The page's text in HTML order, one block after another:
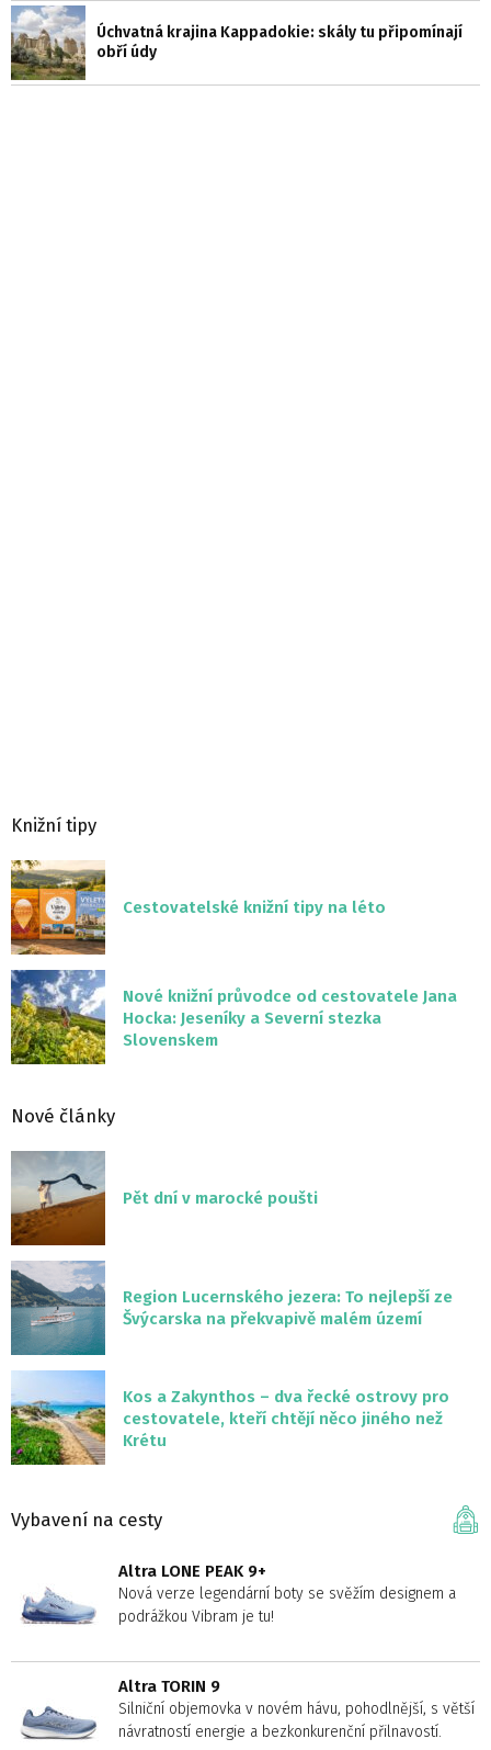
Úchvatná krajina Kappadokie: skály tu připomínají
obří údy
Knižní tipy
Cestovatelské knižní tipy na léto
Nové knižní průvodce od cestovatele Jana
Hocka: Jeseníky a Severní stezka
Slovenskem
Nové články
Pět dní v marocké poušti
Region Lucernského jezera: To nejlepší ze
Švýcarska na překvapivě malém území
Kos a Zakynthos – dva řecké ostrovy pro
cestovatele, kteří chtějí něco jiného než
Krétu
Vybavení na cesty
Altra LONE PEAK 9+
Nová verze legendární boty se svěžím designem a
podrážkou Vibram je tu!
Altra TORIN 9
Silniční objemovka v novém hávu, pohodlnější, s větší
návratností energie a bezkonkurenční přilnavostí.